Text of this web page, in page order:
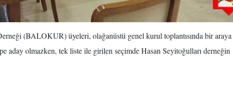
(BALOKUR) üyeleri, olağanüstü genel kurul toplantısında bir araya
aday olmazken, tek liste ile girilen seçimde Hasan Seyitoğulları derneğin